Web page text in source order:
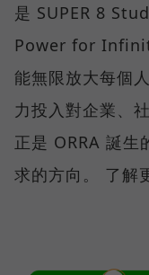
是 SUPER 8
Power for
能無限放大每個
力投入對企業、
正是 ORRA 誕生
求的方向。 了解